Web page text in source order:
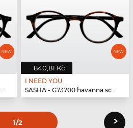
840,81 Kč
I NEED YOU
SASHA - G73700 havanna schwarz
1/2 ›